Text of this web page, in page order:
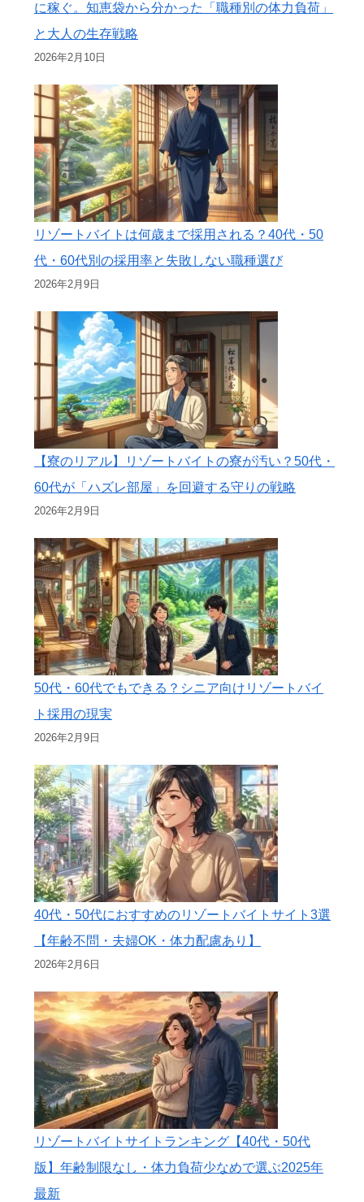
に稼ぐ。知恵袋から分かった「職種別の体力負荷」
と大人の生存戦略
2026年2月10日
リゾートバイトは何歳まで採用される？40代・50
代・60代別の採用率と失敗しない職種選び
2026年2月9日
【寮のリアル】リゾートバイトの寮が汚い？50代・
60代が「ハズレ部屋」を回避する守りの戦略
2026年2月9日
50代・60代でもできる？シニア向けリゾートバイ
ト採用の現実
2026年2月9日
40代・50代におすすめのリゾートバイトサイト3選
【年齢不問・夫婦OK・体力配慮あり】
2026年2月6日
リゾートバイトサイトランキング【40代・50代
版】年齢制限なし・体力負荷少なめで選ぶ2025年
最新